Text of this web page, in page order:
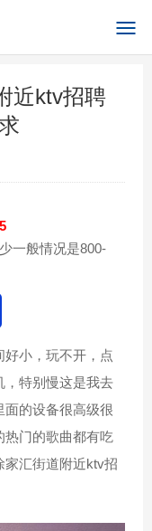
近ktv招聘
一般情况是800-
小，玩不开，点
，特别慢这是我去
的设备很高级很
热门的歌曲都有吃
家汇街道附近ktv招